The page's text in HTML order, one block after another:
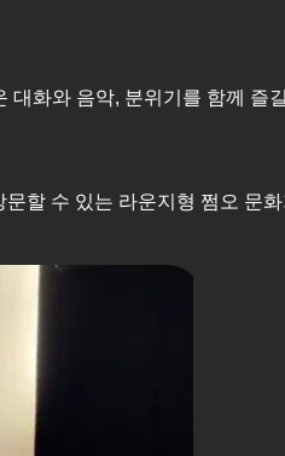
대화와 음악, 분위기를 함께 즐
할 수 있는 라운지형 쩜오 문